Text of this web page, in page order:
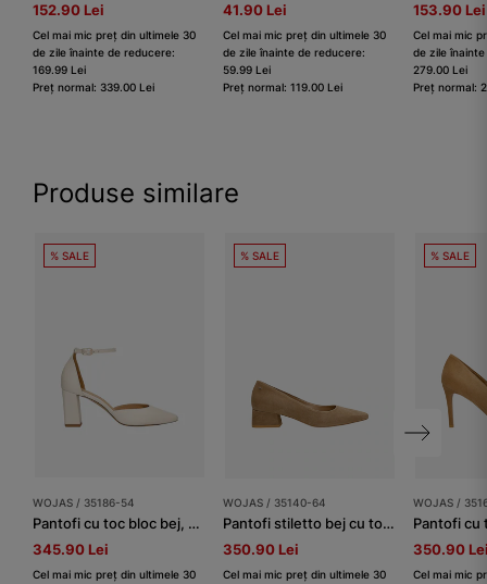
152.90 Lei
Cel mai mic preț din ultimele 30
de zile înainte de reducere:
169.99 Lei
Preț normal: 339.00 Lei
41.90 Lei
Cel mai mic preț din ultimele 30
de zile înainte de reducere:
59.99 Lei
Preț normal: 119.00 Lei
153.90 Lei
Cel mai mic
de zile
279.00 Lei
Preț normal:
Produse similare
% SALE
WOJAS / 35186-54
Pantofi cu toc bloc bej, cu închidere în jurul gleznei
345.90 Lei
Cel mai mic preț din ultimele 30
% SALE
WOJAS / 35140-64
Pantofi stiletto bej cu toc mic tip bloc damă
350.90 Lei
Cel mai mic preț din ultimele 30
% SALE
WOJAS /
Pantofi cu
350.90
Cel mai mic